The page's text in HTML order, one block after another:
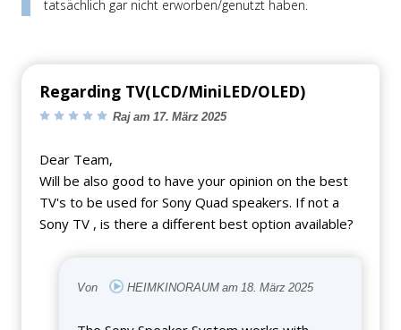
tatsächlich gar nicht erworben/genutzt haben.
Regarding TV(LCD/MiniLED/OLED)
Raj am 17. März 2025
Dear Team,
Will be also good to have your opinion on the best
TV's to be used for Sony Quad speakers. If not a
Sony TV , is there a different best option available?
Von HEIMKINORAUM am 18. März 2025